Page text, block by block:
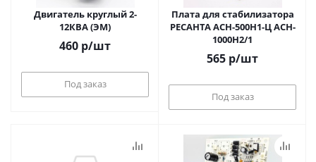
Двигатель круглый 2-
12КВА (ЭМ)
460 р/шт
Под заказ
Плата для стабилизатора
РЕСАНТА ACH-500H1-Ц ACH-
1000H2/1
565 р/шт
Под заказ